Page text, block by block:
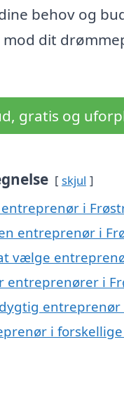
behov og
dit
gratis og
skjul
i
entreprenør i
vælge
entreprenører i
i